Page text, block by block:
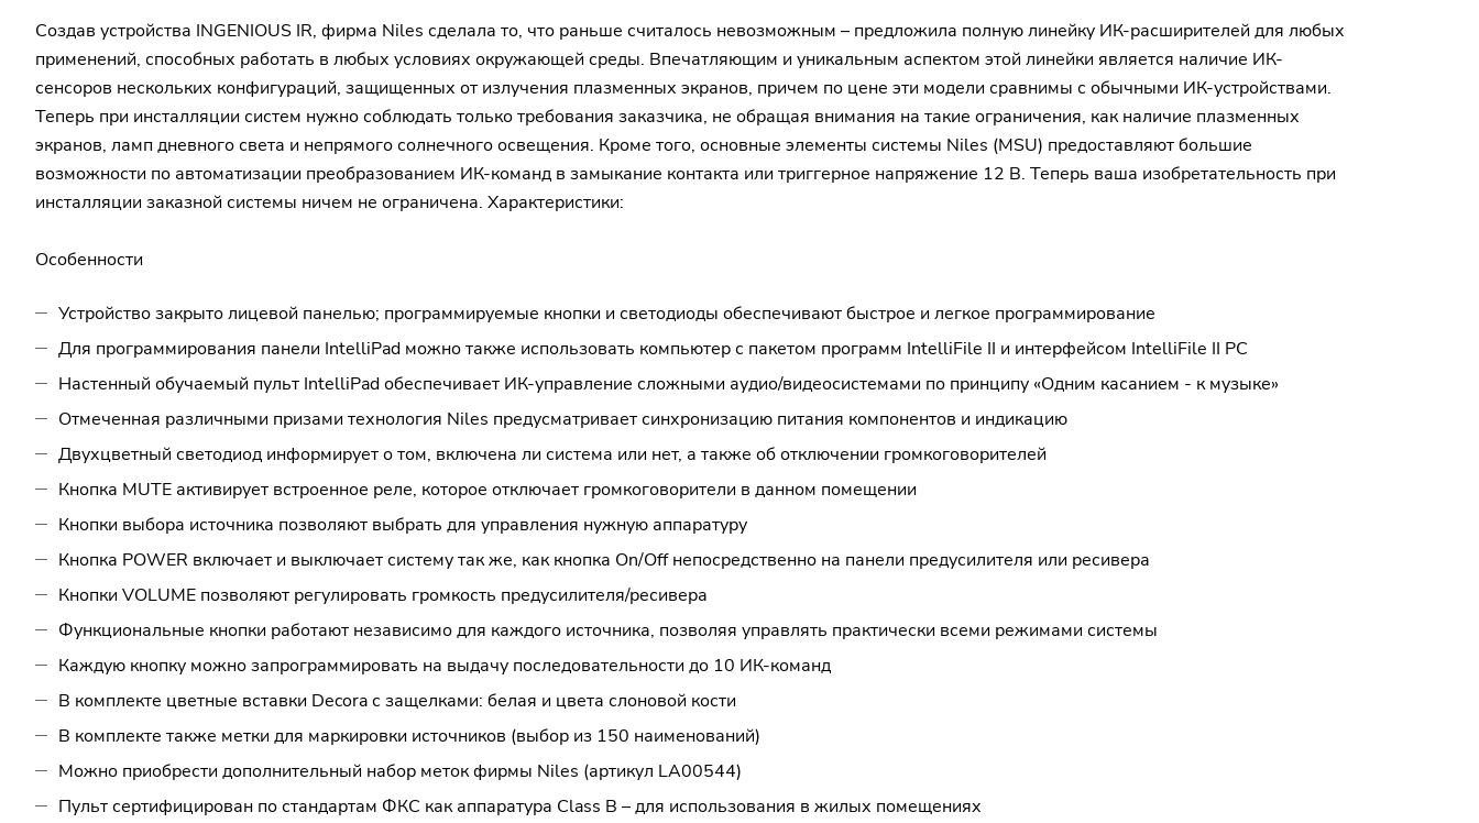
Создав устройства INGENIOUS IR, фирма Niles сделала то, что раньше считалось невозможным – предложила полную линейку ИК-расширителей для любых
применений, способных работать в любых условиях окружающей среды. Впечатляющим и уникальным аспектом этой линейки является наличие ИК-
сенсоров нескольких конфигураций, защищенных от излучения плазменных экранов, причем по цене эти модели сравнимы с обычными ИК-устройствами.
Теперь при инсталляции систем нужно соблюдать только требования заказчика, не обращая внимания на такие ограничения, как наличие плазменных
экранов, ламп дневного света и непрямого солнечного освещения. Кроме того, основные элементы системы Niles (MSU) предоставляют большие
возможности по автоматизации преобразованием ИК-команд в замыкание контакта или триггерное напряжение 12 В. Теперь ваша изобретательность при
инсталляции заказной системы ничем не ограничена. Характеристики:
Особенности
Устройство закрыто лицевой панелью; программируемые кнопки и светодиоды обеспечивают быстрое и легкое программирование
Для программирования панели IntelliPad можно также использовать компьютер с пакетом программ IntelliFile II и интерфейсом IntelliFile II PC
Настенный обучаемый пульт IntelliPad обеспечивает ИК-управление сложными аудио/видеосистемами по принципу «Одним касанием - к музыке»
Отмеченная различными призами технология Niles предусматривает синхронизацию питания компонентов и индикацию
Двухцветный светодиод информирует о том, включена ли система или нет, а также об отключении громкоговорителей
Кнопка MUTE активирует встроенное реле, которое отключает громкоговорители в данном помещении
Кнопки выбора источника позволяют выбрать для управления нужную аппаратуру
Кнопка POWER включает и выключает систему так же, как кнопка On/Off непосредственно на панели предусилителя или ресивера
Кнопки VOLUME позволяют регулировать громкость предусилителя/ресивера
Функциональные кнопки работают независимо для каждого источника, позволяя управлять практически всеми режимами системы
Каждую кнопку можно запрограммировать на выдачу последовательности до 10 ИК-команд
В комплекте цветные вставки Decora с защелками: белая и цвета слоновой кости
В комплекте также метки для маркировки источников (выбор из 150 наименований)
Можно приобрести дополнительный набор меток фирмы Niles (артикул LA00544)
Пульт сертифицирован по стандартам ФКС как аппаратура Class B – для использования в жилых помещениях